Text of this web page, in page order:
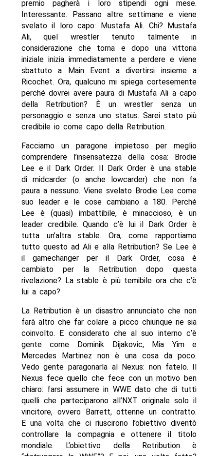
premio pagherà i loro stipendi ogni mese.
Interessante. Passano altre settimane e viene
svelato il loro capo: Mustafa Ali. Chi? Mustafa
Ali, quel wrestler tenuto talmente in
considerazione che torna e dopo una vittoria
iniziale inizia immediatamente a perdere e viene
sbattuto a Main Event a divertirsi insieme a
Ricochet. Ora, qualcuno mi spiega cortesemente
perché dovrei avere paura di Mustafa Ali a capo
della Retribution? È un wrestler senza un
personaggio e senza uno status. Sarei stato più
credibile io come capo della Retribution.
Facciamo un paragone impietoso per meglio
comprendere l’insensatezza della cosa: Brodie
Lee e il Dark Order. Il Dark Order è una stable
di midcarder (o anche lowcarder) che non fa
paura a nessuno. Viene svelato Brodie Lee come
suo leader e le cose cambiano a 180. Perché
Lee è (quasi) imbattibile, è minaccioso, è un
leader credibile. Quando c’è lui il Dark Order è
tutta un’altra stable. Ora, come rapportiamo
tutto questo ad Ali e alla Retribution? Se Lee è
il gamechanger per il Dark Order, cosa è
cambiato per la Retribution dopo questa
rivelazione? La stable è più temibile ora che c’è
lui a capo?
La Retribution è un disastro annunciato che non
farà altro che far colare a picco chiunque ne sia
coinvolto. E considerato che al suo interno c’è
gente come Dominik Dijakovic, Mia Yim e
Mercedes Martinez non è una cosa da poco.
Vedo gente paragonarla al Nexus: non fatelo. Il
Nexus fece quello che fece con un motivo ben
chiaro: farsi assumere in WWE dato che di tutti
quelli che parteciparono all’NXT originale solo il
vincitore, ovvero Barrett, ottenne un contratto.
E una volta che ci riuscirono l’obiettivo diventò
controllare la compagnia e ottenere il titolo
mondiale. L’obiettivo della Retribution è